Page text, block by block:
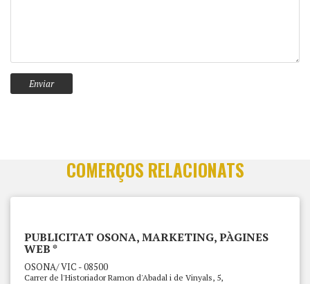
COMERÇOS RELACIONATS
PUBLICITAT OSONA, MARKETING, PÀGINES
WEB *
OSONA/ VIC - 08500
Carrer de l'Historiador Ramon d'Abadal i de Vinyals, 5,